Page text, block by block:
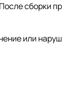
сборки
или